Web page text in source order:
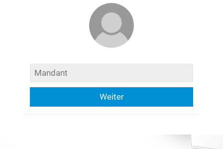
Weiter